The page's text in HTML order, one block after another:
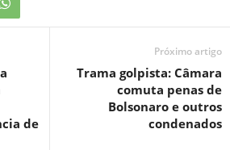
de
Próximo artigo
Trama golpista: Câmara
comuta penas de
Bolsonaro e outros
condenados